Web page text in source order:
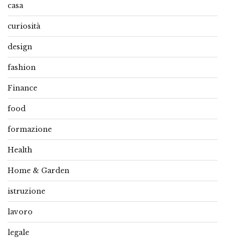
casa
curiosità
design
fashion
Finance
food
formazione
Health
Home & Garden
istruzione
lavoro
legale